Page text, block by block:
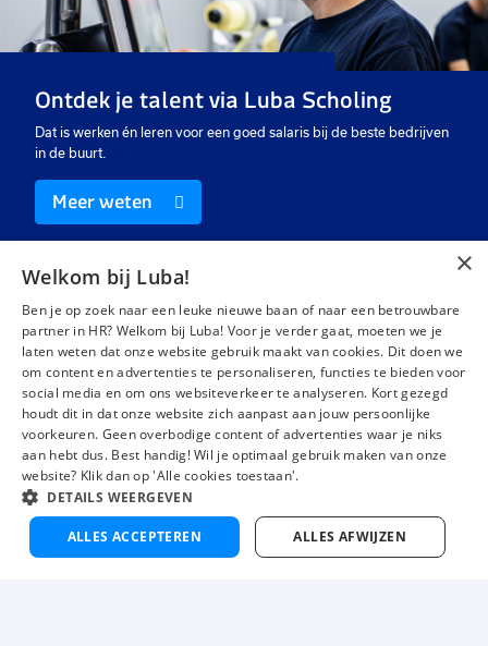
Ontdek je talent via Luba Scholing
Dat is werken én leren voor een goed salaris bij de beste bedrijven
in de buurt.
Meer weten
Vacatures
Over ons
Werken bij Luba
Voor werkgevers
Mijn Luba
Contact
×
Welkom bij Luba!
Ben je op zoek naar een leuke nieuwe baan of naar een betrouwbare
partner in HR? Welkom bij Luba! Voor je verder gaat, moeten we je
laten weten dat onze website gebruik maakt van cookies. Dit doen we
om content en advertenties te personaliseren, functies te bieden voor
social media en om ons websiteverkeer te analyseren. Kort gezegd
houdt dit in dat onze website zich aanpast aan jouw persoonlijke
voorkeuren. Geen overbodige content of advertenties waar je niks
aan hebt dus. Best handig! Wil je optimaal gebruik maken van onze
website? Klik dan op 'Alle cookies toestaan'.
DETAILS WEERGEVEN
ALLES ACCEPTEREN ALLES AFWIJZEN